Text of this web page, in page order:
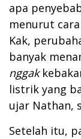
apa
menurut
Kak,
banyak
nggak
listrik yang
ujar Nathan,
Setelah itu,